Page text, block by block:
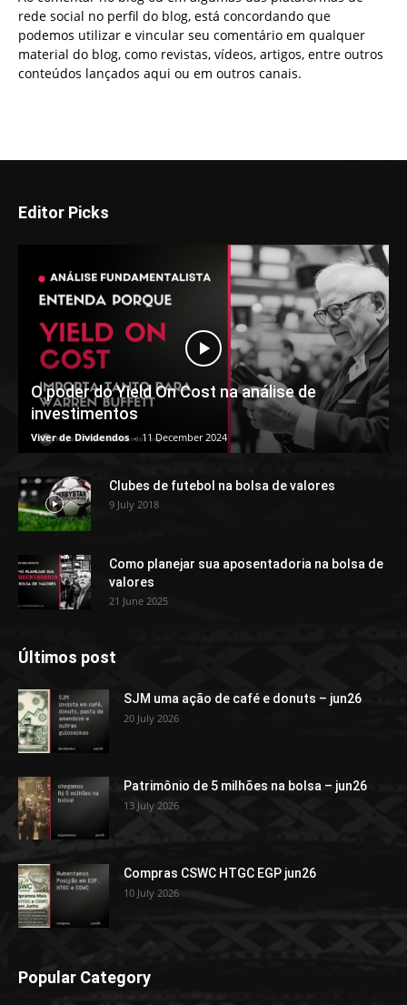
rede social no perfil do blog, está concordando que
podemos utilizar e vincular seu comentário em qualquer
material do blog, como revistas, vídeos, artigos, entre outros
conteúdos lançados aqui ou em outros canais.
Editor Picks
O poder do Yield On Cost na análise de
investimentos
Viver de Dividendos - 11 December 2024
Clubes de futebol na bolsa de valores
9 July 2018
Como planejar sua aposentadoria na bolsa de
valores
21 June 2025
Últimos post
SJM uma ação de café e donuts – jun26
20 July 2026
Patrimônio de 5 milhões na bolsa – jun26
13 July 2026
Compras CSWC HTGC EGP jun26
10 July 2026
Popular Category